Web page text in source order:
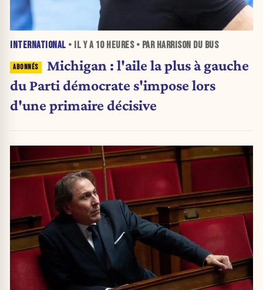
INTERNATIONAL • IL Y A 10 HEURES• PAR HARRISON DU BUS
Michigan : l'aile la plus à gauche
du Parti démocrate s'impose lors
d'une primaire décisive